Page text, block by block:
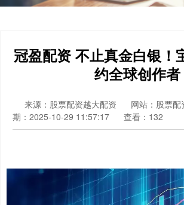
冠盈配资 不止真金白银！
约全球创作者
来源：股票配资越大配资 网站：股票配
期：2025-10-29 11:57:17
查看：132